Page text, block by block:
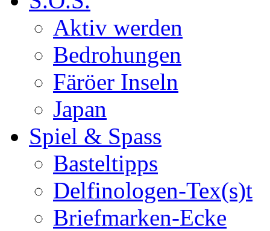
Aktiv werden
Bedrohungen
Färöer Inseln
Japan
Spiel & Spass
Basteltipps
Delfinologen-Tex(s)t
Briefmarken-Ecke